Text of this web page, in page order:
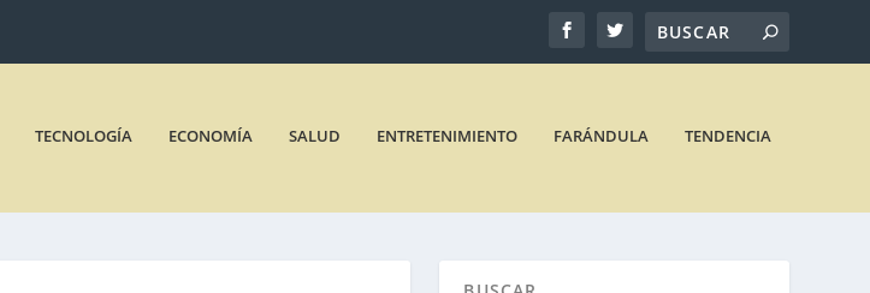
TECNOLOGÍA ECONOMÍA SALUD ENTRETENIMIENTO FARÁNDULA TENDENCIA